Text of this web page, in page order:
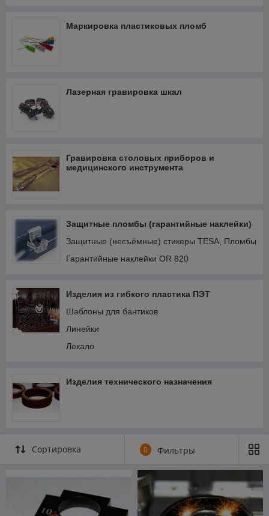
Маркировка пластиковых пломб
Лазерная гравировка шкал
Гравировка столовых приборов и
медицинского инструмента
Защитные пломбы (гарантийные наклейки)
Защитные (несъёмные) стикеры TESA, Пломбы
Гарантийные наклейки OR 820
Изделия из гибкого пластика ПЭТ
Шаблоны для бантиков
Линейки
Лекало
Изделия технического назначения
Сортировка 0 Фильтры